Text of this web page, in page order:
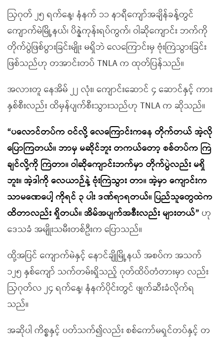
ဩဂုတ် ၂၅ ရက်နေ့၊ နံနက် ၁၁ နာရီကျော်အချိန်ခန့်တွင်
ကျောက်မဲမြို့နယ်၊ ပိန္နဲကုန်းရပ်ကွက်၊ ဝါဆိုကျောင်း ဘက်ကို
တိုက်ပွဲဖြစ်ပွားခြင်းမျိုး မရှိဘဲ လေကြောင်းမှ ဗုံးကြဲသွားခြင်း
ဖြစ်သည်ဟု တအာင်းတပ် TNLA က ထုတ်ပြန်သည်။
အလားတူ နေအိမ် ၂၂ လုံး၊ ကျောင်းဆောင် ၄ ဆောင်နှင့် ကား
နှစ်စီးလည်း ထိမှန်ပျက်စီးသွားသည်ဟု TNLA က ဆိုသည်။
“ပလောင်တပ်က ဝင်လို့ လေကြောင်းကနေ တိုက်တယ် အဲ့လို
ပြောကြတယ်။ ဘာမှ မဆိုင်ဘူး တကယ်တော့ စစ်တပ်က ကြဲ
ချင်လို့ကို ကြဲတာ။ ဝါဆိုကျောင်းဘက်မှာ တိုက်ပွဲလည်း မရှိ
ဘူး။ အဲ့ဒါကို လေယာဉ်နဲ့ ဗုံးကြဲသွား တာ။ အဲ့မှာ ကျောင်းက
သာမဏေပေါ့ ကိုရင် ၃ ပါး ဒဏ်ရာရတယ်။ ပြည်သူတွေထဲက
ထိတာလည်း ရှိတယ်။ အိမ်အပျက်အစီးလည်း များတယ်” ဟု
ဒေသခံ အမျိုးသမီးတစ်ဦးက ပြောသည်။
ထို့အပြင် ကျောက်မဲနှင့် နောင်ချိုမြို့နယ် အစပ်က အသက်
၁၂၅ နှစ်ကျော် သက်တမ်းရှိသည့် ဂုတ်ထိပ်တံတားမှာ လည်း
ဩဂုတ်လ ၂၄ ရက်နေ့၊ နံနက်ပိုင်းတွင် ဖျက်ဆီးခံလိုက်ရ
သည်။
အဆိုပါ ကိစ္စနှင့် ပတ်သက်၍လည်း စစ်ကော်မရှင်တပ်နှင့် တ